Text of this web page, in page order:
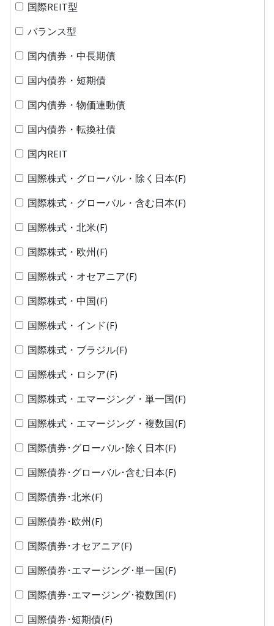
国際REIT型
バランス型
国内債券・中長期債
国内債券・短期債
国内債券・物価連動債
国内債券・転換社債
国内REIT
国際株式・グローバル・除く日本(F)
国際株式・グローバル・含む日本(F)
国際株式・北米(F)
国際株式・欧州(F)
国際株式・オセアニア(F)
国際株式・中国(F)
国際株式・インド(F)
国際株式・ブラジル(F)
国際株式・ロシア(F)
国際株式・エマージング・単一国(F)
国際株式・エマージング・複数国(F)
国際債券･グローバル･除く日本(F)
国際債券･グローバル･含む日本(F)
国際債券･北米(F)
国際債券･欧州(F)
国際債券･オセアニア(F)
国際債券･エマージング･単一国(F)
国際債券･エマージング･複数国(F)
国際債券･短期債(F)